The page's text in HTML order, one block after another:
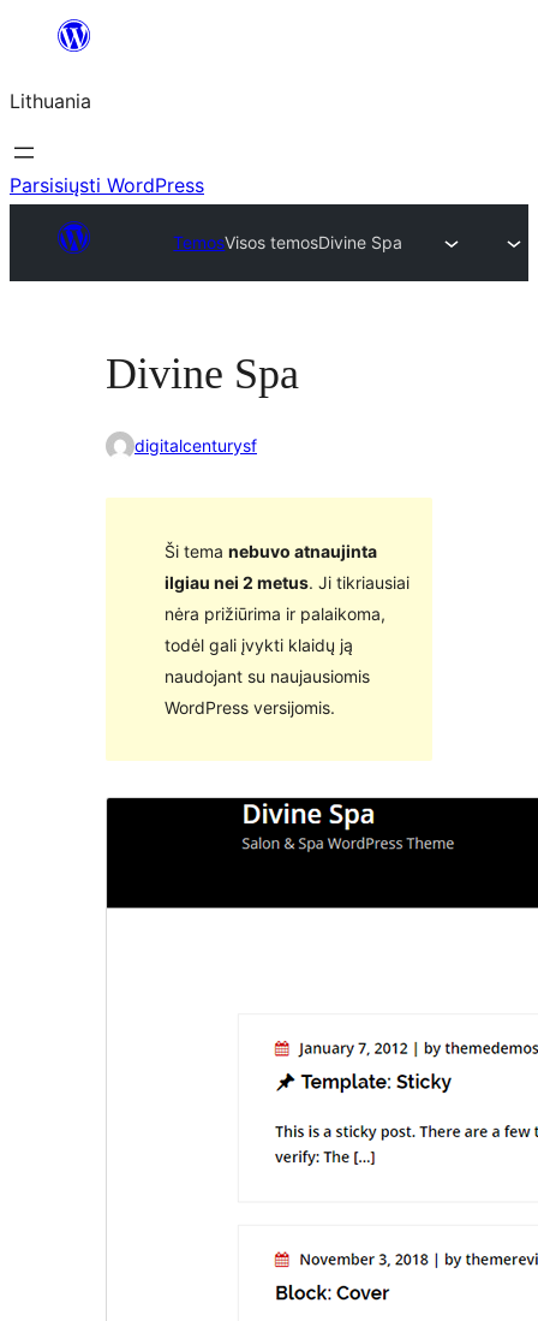
turinio
Lithuania
Parsisiųsti WordPress
TemosVisos temosDivine Spa
Divine Spa
digitalcenturysf
Ši tema nebuvo atnaujinta
ilgiau nei 2 metus. Ji tikriausiai
nėra prižiūrima ir palaikoma,
todėl gali įvykti klaidų ją
naudojant su naujausiomis
WordPress versijomis.